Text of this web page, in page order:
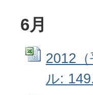
6月
2012
ル: